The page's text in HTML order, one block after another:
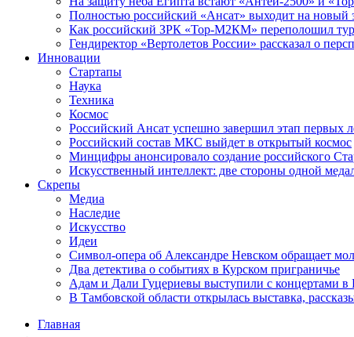
Полностью российский «Ансат» выходит на новый
Как российский ЗРК «Тор-М2КМ» переполошил
Гендиректор «Вертолетов России» рассказал о
Инновации
Стартапы
Наука
Техника
Космос
Российский Ансат успешно завершил этап первых
Российский состав МКС выйдет в открытый космос
Минцифры анонсировало создание российского
Искусственный интеллект: две стороны одной
Скрепы
Медиа
Наследие
Искусство
Идеи
Символ-опера об Александре Невском обращает
Два детектива о событиях в Курском приграничье
Адам и Дали Гуцериевы выступили с концертами в
В Тамбовской области открылась выставка,
Главная